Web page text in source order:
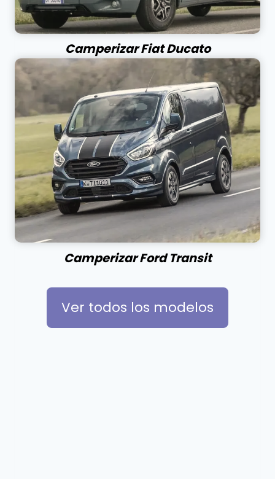
Camperizar Fiat Ducato
Camperizar Ford Transit
Ver todos los modelos